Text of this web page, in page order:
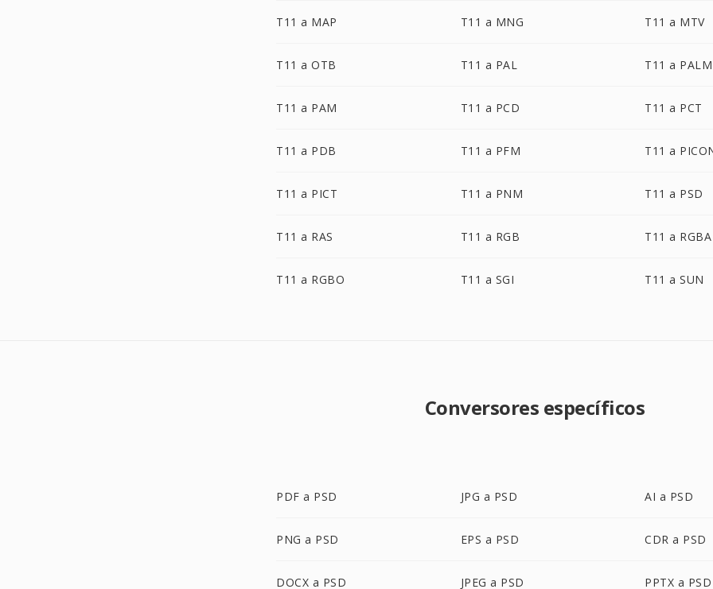
T11 a MAP T11 a MNG T11 a MTV
T11 a OTB T11 a PAL T11 a PALM
T11 a PAM T11 a PCD T11 a PCT
T11 a PDB T11 a PFM T11 a
T11 a PICT T11 a PNM T11 a PSD
T11 a RAS T11 a RGB T11 a RGBA
T11 a RGBO T11 a SGI T11 a SUN
Conversores específicos
PDF a PSD JPG a PSD AI a PSD
PNG a PSD EPS a PSD CDR a PSD
DOCX a PSD JPEG a PSD PPTX a PSD